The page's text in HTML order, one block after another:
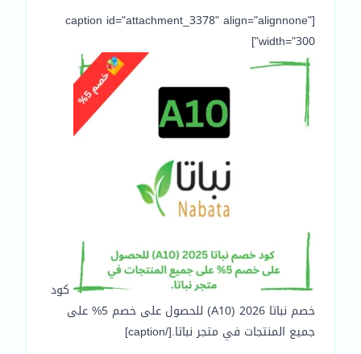
[caption id="attachment_3378" align="alignnone"
width="300"]
كود
خصم نباتا 2026 (A10) للحصول على خصم 5% على
جميع المنتجات في متجر نباتا.[/caption]